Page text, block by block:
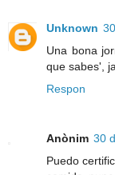
Unknown
Una bona
que sabes',
Respon
Anònim 30
Puedo